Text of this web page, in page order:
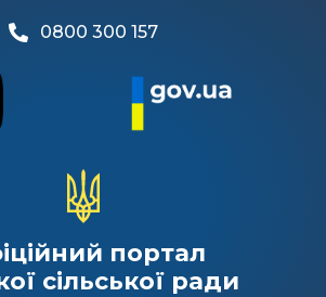
0800 300 157
портал
сільської ради